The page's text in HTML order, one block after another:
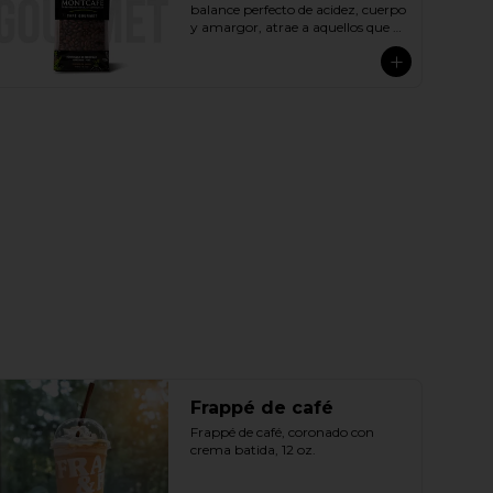
balance perfecto de acidez, cuerpo
y amargor, atrae a aquellos que
buscan sabores más completos y
Frappé de café
Frappé de café, coronado con
crema batida, 12 oz.